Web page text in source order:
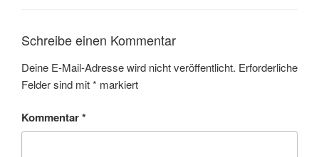
Schreibe einen Kommentar
Deine E-Mail-Adresse wird nicht veröffentlicht. Erforderliche
Felder sind mit* markiert
Kommentar*